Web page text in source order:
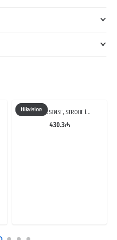
Hikvision
4MP ACUSENSE, STROBE İ…
430.3₼